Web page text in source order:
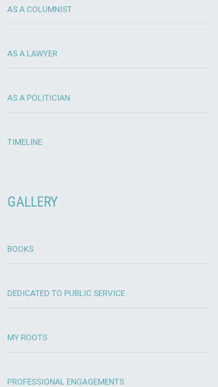
AS A COLUMNIST
AS A LAWYER
AS A POLITICIAN
TIMELINE
GALLERY
BOOKS
DEDICATED TO PUBLIC SERVICE
MY ROOTS
PROFESSIONAL ENGAGEMENTS